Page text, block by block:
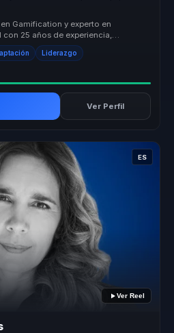
Gamification y experto en
25 años de experiencia,
Liderazgo
Ver Perfil
ES
Ver Reel